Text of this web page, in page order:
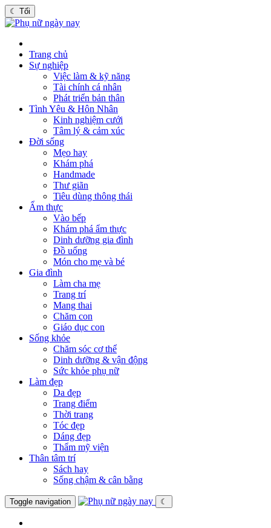
☾ Tối
Trang chủ
Sự nghiệp
Việc làm & kỹ năng
Tài chính cá nhân
Phát triển bản thân
Tình Yêu & Hôn Nhân
Kinh nghiệm cưới
Tâm lý & cảm xúc
Đời sống
Mẹo hay
Khám phá
Handmade
Thư giãn
Tiêu dùng thông thái
Ẩm thực
Vào bếp
Khám phá ẩm thực
Dinh dưỡng gia đình
Đồ uống
Món cho mẹ và bé
Gia đình
Làm cha mẹ
Trang trí
Mang thai
Chăm con
Giáo dục con
Sống khỏe
Chăm sóc cơ thể
Dinh dưỡng & vận động
Sức khỏe phụ nữ
Làm đẹp
Da đẹp
Trang điểm
Thời trang
Tóc đẹp
Dáng đẹp
Thẩm mỹ viện
Thân tâm trí
Sách hay
Sống chậm & cân bằng
Toggle navigation ☾